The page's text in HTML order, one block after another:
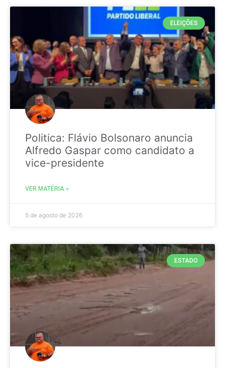
ELEIÇÕES
Politica: Flávio Bolsonaro anuncia
Alfredo Gaspar como candidato a
vice-presidente
VER MATÉRIA »
5 de agosto de 2026
ESTADO